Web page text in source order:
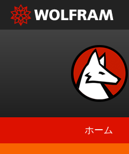
ホーム